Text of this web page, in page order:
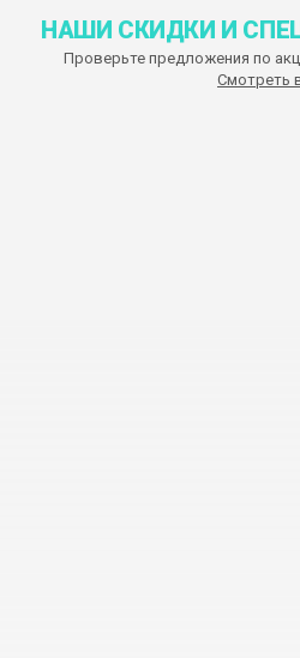
НАШИ СКИДКИ И
Проверьте предложения по
Смотреть